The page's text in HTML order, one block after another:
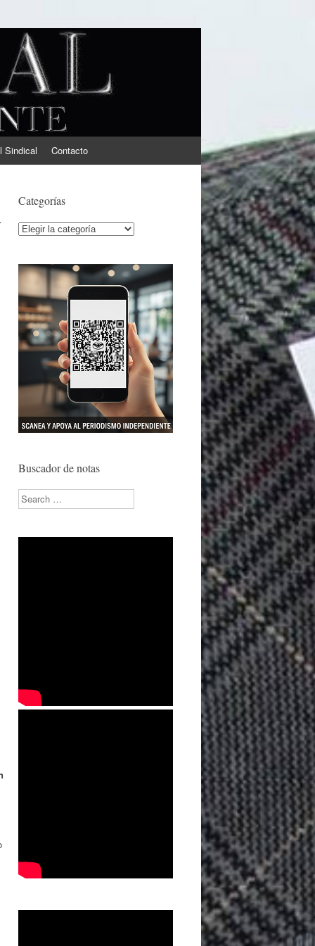
Sindical Contacto
Categorías
Categorías
Buscador de notas
Search